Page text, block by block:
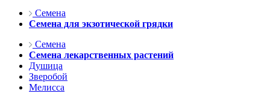
Семена
Семена для экзотической грядки
Семена
Семена лекарственных растений
Душица
Зверобой
Мелисса